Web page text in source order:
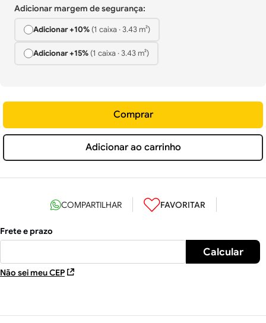
Adicionar margem de segurança:
Adicionar +10%(1 caixa·3.43m²)
Adicionar +15%(1 caixa·3.43m²)
Adicionar ao carrinho
Comprar
Não sei meu CEP